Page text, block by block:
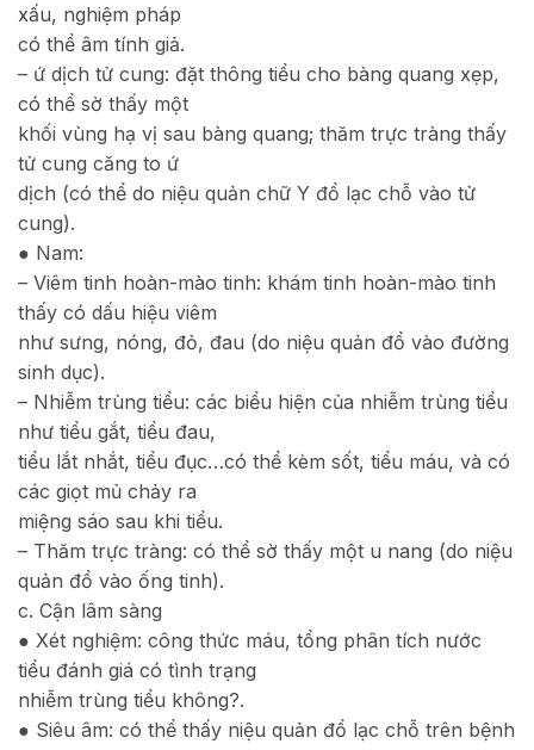
xấu, nghiệm pháp
có thể âm tính giả.
– ứ dịch tử cung: đặt thông tiểu cho bàng quang xẹp,
có thể sờ thấy một
khối vùng hạ vị sau bàng quang; thăm trực tràng thấy
tử cung căng to ứ
dịch (có thể do niệu quản chữ Y đổ lạc chỗ vào tử
cung).
● Nam:
– Viêm tinh hoàn-mào tinh: khám tinh hoàn-mào tinh
thấy có dấu hiệu viêm
như sưng, nóng, đỏ, đau (do niệu quản đổ vào đường
sinh dục).
– Nhiễm trùng tiểu: các biểu hiện của nhiễm trùng tiểu
như tiểu gắt, tiểu đau,
tiểu lắt nhắt, tiểu đục…có thể kèm sốt, tiểu máu, và có
các giọt mủ chảy ra
miệng sáo sau khi tiểu.
– Thăm trực tràng: có thể sờ thấy một u nang (do niệu
quản đổ vào ống tinh).
c. Cận lâm sàng
● Xét nghiệm: công thức máu, tổng phân tích nước
tiểu đánh giá có tình trạng
nhiễm trùng tiểu không?.
● Siêu âm: có thể thấy niệu quản đổ lạc chỗ trên bệnh